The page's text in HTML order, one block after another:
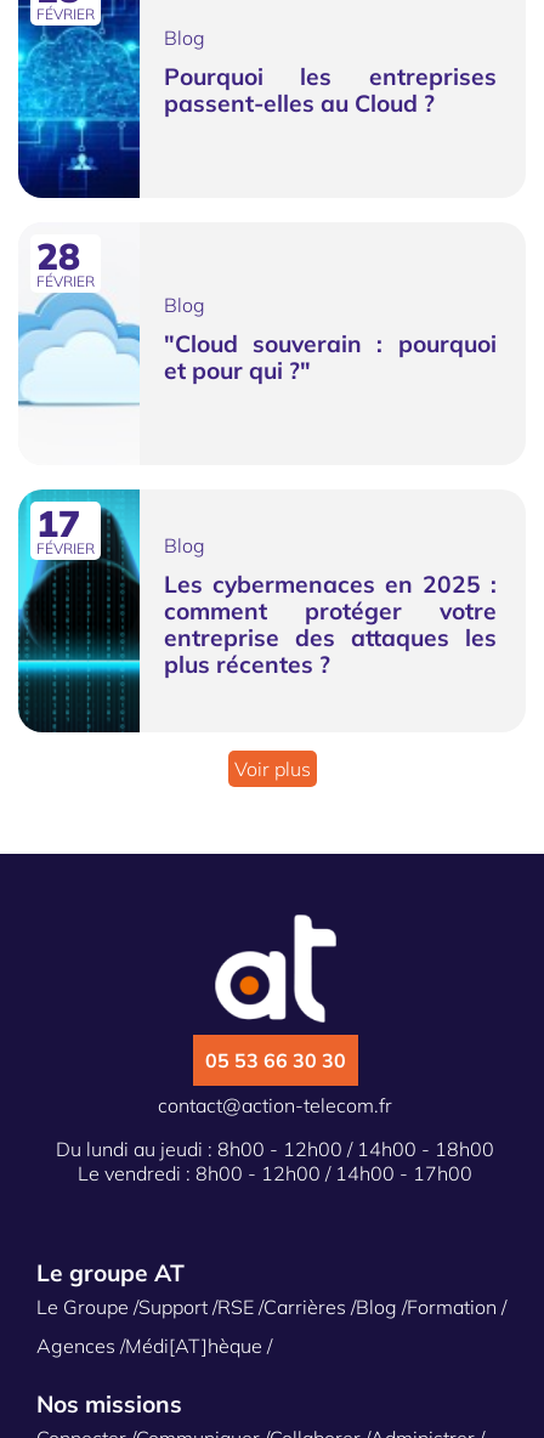
FÉVRIER
Blog
Pourquoi les entreprises
passent-elles au Cloud ?
28
FÉVRIER
Blog
"Cloud souverain : pourquoi
et pour qui ?"
17
FÉVRIER Blog
Les cybermenaces en 2025 :
comment protéger votre
entreprise des attaques les
plus récentes ?
Voir plus
05 53 66 30 30
contact@action-telecom.fr
Du lundi au jeudi : 8h00 - 12h00 / 14h00 - 18h00
Le vendredi : 8h00 - 12h00 / 14h00 - 17h00
Le groupe AT
Le Groupe Support RSE Carrières Blog Formation
Agences Médi[AT]hèque
Nos missions